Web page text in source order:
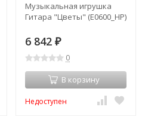
Музыкальная игрушка
Гитара "Цветы" (E0600_HP)
6 842 ₽
0
В корзину
Недоступен